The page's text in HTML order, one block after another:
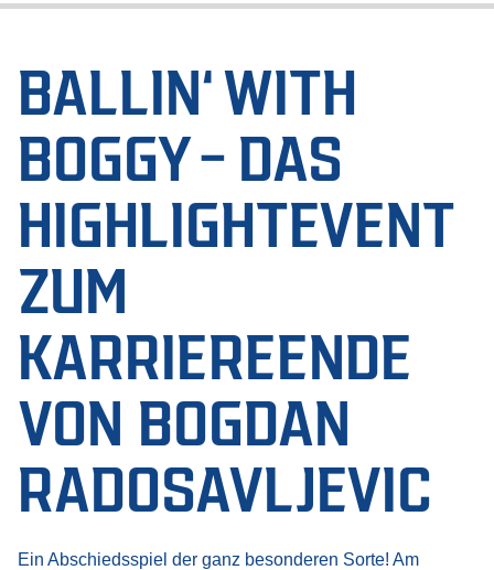
BALLIN‘ WITH
BOGGY – DAS
HIGHLIGHTEVENT
ZUM
KARRIEREENDE
VON BOGDAN
RADOSAVLJEVIC
Ein Abschiedsspiel der ganz besonderen Sorte! Am